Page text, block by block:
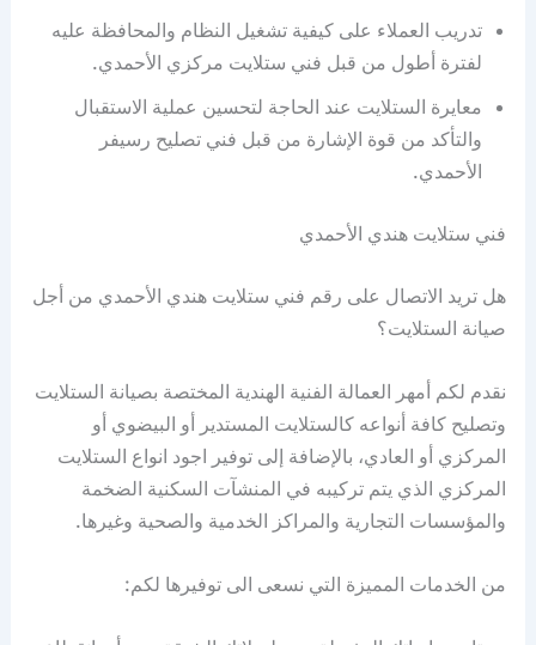
تدريب العملاء على كيفية تشغيل النظام والمحافظة عليه
لفترة أطول من قبل فني ستلايت مركزي الأحمدي.
معايرة الستلايت عند الحاجة لتحسين عملية الاستقبال
والتأكد من قوة الإشارة من قبل فني تصليح رسيفر
الأحمدي.
فني ستلايت هندي الأحمدي
هل تريد الاتصال على رقم فني ستلايت هندي الأحمدي من أجل
صيانة الستلايت؟
نقدم لكم أمهر العمالة الفنية الهندية المختصة بصيانة الستلايت
وتصليح كافة أنواعه كالستلايت المستدير أو البيضوي أو
المركزي أو العادي، بالإضافة إلى توفير اجود انواع الستلايت
المركزي الذي يتم تركيبه في المنشآت السكنية الضخمة
والمؤسسات التجارية والمراكز الخدمية والصحية وغيرها.
من الخدمات المميزة التي نسعى الى توفيرها لكم: